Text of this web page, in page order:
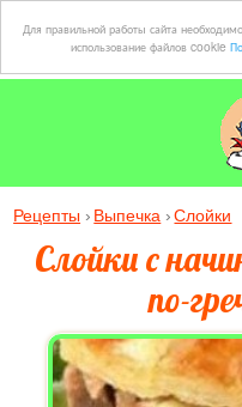
Для правильной работы сайта
использование файлов cookie
Рецепты Выпечка Слойки
Слойки с
по-